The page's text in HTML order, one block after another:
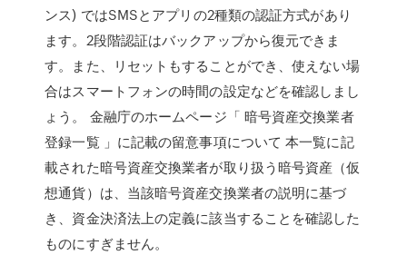
ンス) ではSMSとアプリの2種類の認証方式があり
ます。2段階認証はバックアップから復元できま
す。また、リセットもすることができ、使えない場
合はスマートフォンの時間の設定などを確認しまし
ょう。 金融庁のホームページ「 暗号資産交換業者
登録一覧 」に記載の留意事項について 本一覧に記
載された暗号資産交換業者が取り扱う暗号資産（仮
想通貨）は、当該暗号資産交換業者の説明に基づ
き、資金決済法上の定義に該当することを確認した
ものにすぎません。